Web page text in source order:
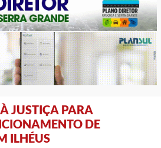
JUSTIÇA PARA
DE
ILHÉUS